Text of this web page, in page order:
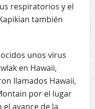
respiratorios y el
también
unos virus
en Hawaii,
llamados Hawaii,
por el lugar
avance de la